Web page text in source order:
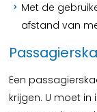
Met de
afstand van
Een
krijgen. U moet